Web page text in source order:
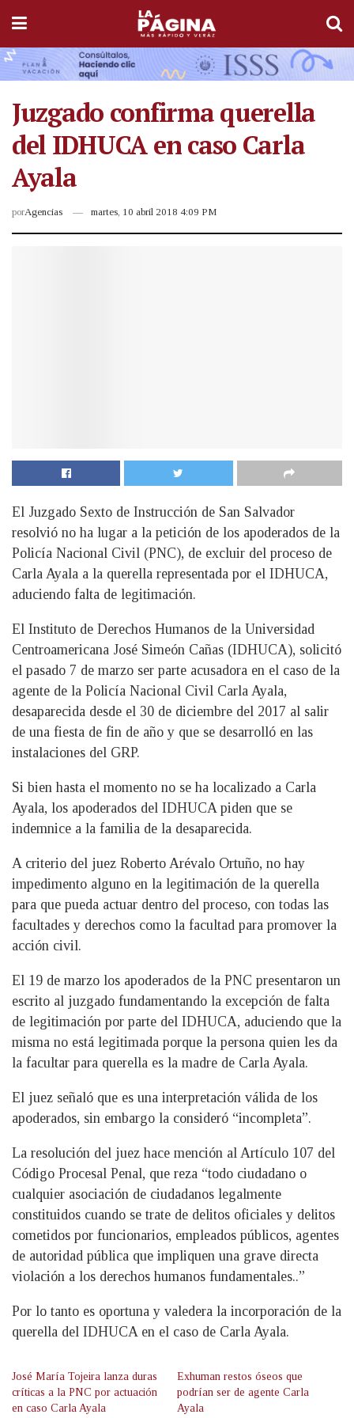
Juzgado confirma querella
del IDHUCA en caso Carla
Ayala
porAgencias martes, 10 abril 2018 4:09 PM
El Juzgado Sexto de Instrucción de San Salvador
resolvió no ha lugar a la petición de los apoderados de la
Policía Nacional Civil (PNC), de excluir del proceso de
Carla Ayala a la querella representada por el IDHUCA,
aduciendo falta de legitimación.
El Instituto de Derechos Humanos de la Universidad
Centroamericana José Simeón Cañas (IDHUCA), solicitó
el pasado 7 de marzo ser parte acusadora en el caso de la
agente de la Policía Nacional Civil Carla Ayala,
desaparecida desde el 30 de diciembre del 2017 al salir
de una fiesta de fin de año y que se desarrolló en las
instalaciones del GRP.
Si bien hasta el momento no se ha localizado a Carla
Ayala, los apoderados del IDHUCA piden que se
indemnice a la familia de la desaparecida.
A criterio del juez Roberto Arévalo Ortuño, no hay
impedimento alguno en la legitimación de la querella
para que pueda actuar dentro del proceso, con todas las
facultades y derechos como la facultad para promover la
acción civil.
El 19 de marzo los apoderados de la PNC presentaron un
escrito al juzgado fundamentando la excepción de falta
de legitimación por parte del IDHUCA, aduciendo que la
misma no está legitimada porque la persona quien les da
la facultar para querella es la madre de Carla Ayala.
El juez señaló que es una interpretación válida de los
apoderados, sin embargo la consideró “incompleta”.
La resolución del juez hace mención al Artículo 107 del
Código Procesal Penal, que reza “todo ciudadano o
cualquier asociación de ciudadanos legalmente
constituidos cuando se trate de delitos oficiales y delitos
cometidos por funcionarios, empleados públicos, agentes
de autoridad pública que impliquen una grave directa
violación a los derechos humanos fundamentales..”
Por lo tanto es oportuna y valedera la incorporación de la
querella del IDHUCA en el caso de Carla Ayala.
José María Tojeira lanza duras
críticas a la PNC por actuación
en caso Carla Ayala
Exhuman restos óseos que
podrían ser de agente Carla
Ayala